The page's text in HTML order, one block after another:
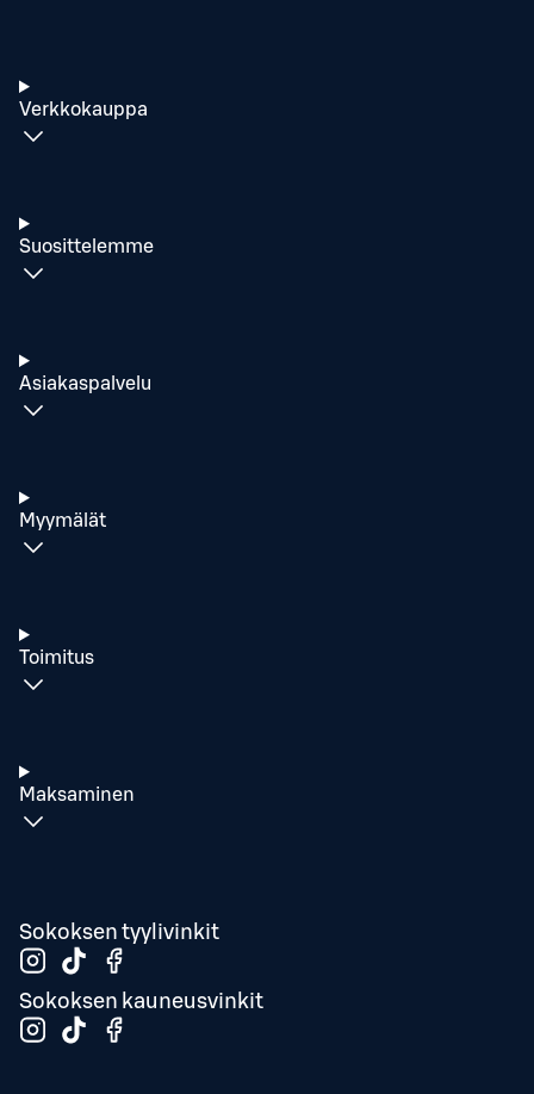
Verkkokauppa
Suosittelemme
Asiakaspalvelu
Myymälät
Toimitus
Maksaminen
Sokoksen tyylivinkit
Sokoksen kauneusvinkit